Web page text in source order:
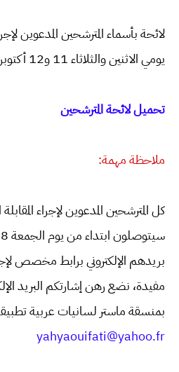
لائحة بأسماء المترشحين المدعوين
يومي الاثنين والثلاثاء 11 و12 أكتوبر 2021.
تحميل لائحة المترشحين
ملاحظة مهمة:
كل المترشحين المدعوين لإجراء
بريدهم الإلكتروني برابط مخصص
مفيدة، نضع رهن إشارتكم البريد
بمنسقة ماستر لسانيات عربية
yahyaouifati@yahoo.fr